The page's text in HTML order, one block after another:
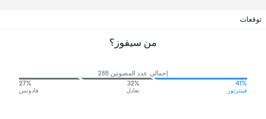
توقعات
من سيفوز؟
إجمالي عدد المصوتين 288
41%
فينترتور
32%
تعادل
27%
فادوتس